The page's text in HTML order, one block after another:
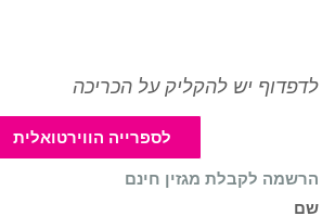
לדפדוף יש להקליק על הכריכה
לספרייה הווירטואלית
הרשמה לקבלת מגזין חינם
שם